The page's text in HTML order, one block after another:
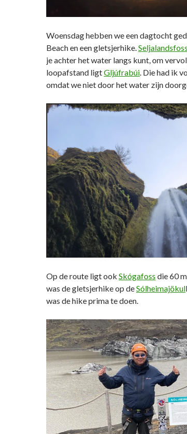
Woensdag hebben we een dagtocht
Beach en een gletsjerhike.Seljalandsfoss
je achter het water langs kunt, om
loopafstand ligtGljúfrabúi. Die had ik
omdat we niet door het water zijn
Op de route ligt ook Skógafoss die 60
was de gletsjerhike op deSólheimajökul
was de hike prima te doen.